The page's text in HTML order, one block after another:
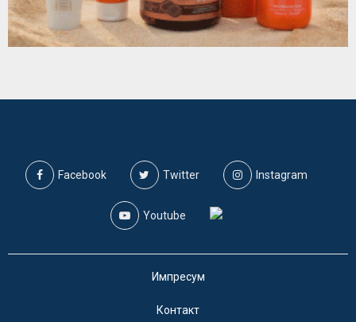
Facebook Twitter Instagram
Youtube
Импресум
Контакт